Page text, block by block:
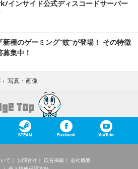
インサイド公式ディスコードサーバー
新種のゲーミング“蚊”が登場！ その特徴
集中！
› 写真・画像
STEAM Facebook YouTube
て お問合せ 広告掲載
会社概要